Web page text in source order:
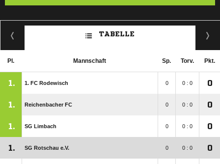
TABELLE
Pl. Mannschaft Sp. Torv. Pkt.
1. 1. FC Rodewisch 0 0 : 0 0
1. Reichenbacher FC 0 0 : 0 0
1. SG Limbach 0 0 : 0 0
1. SG Rotschau e.V. 0 0 : 0 0